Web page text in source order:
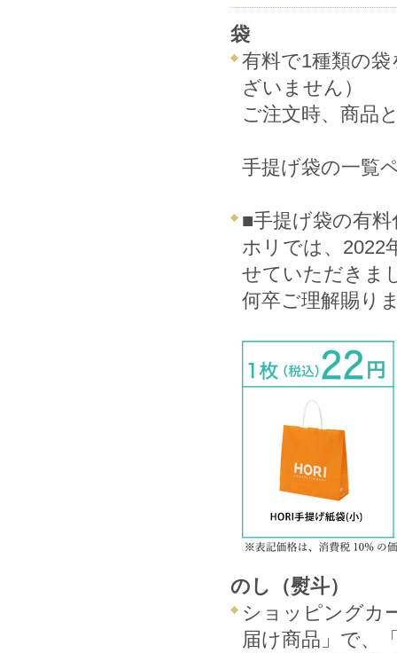
袋
有料で1種類の
ざいません）
ご注文時、商品
手提げ袋の一覧
■手提げ袋の有
ホリでは、2022
せていただきま
何卒ご理解賜り
のし（熨斗）
ショッピング
届け商品」で、